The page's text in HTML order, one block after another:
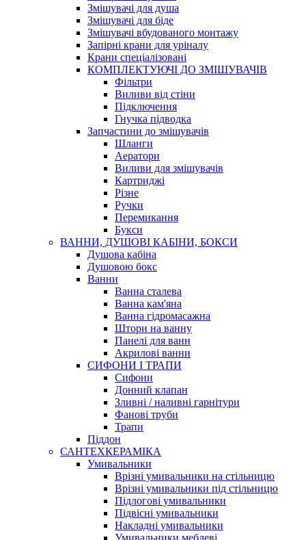
Змішувачі для душа
Змішувачі для біде
Змішувачі вбудованого монтажу
Запірні крани для уріналу
Крани спеціалізовані
КОМПЛЕКТУЮЧІ ДО ЗМІШУВАЧІВ
Фільтри
Виливи від стіни
Підключення
Гнучка підводка
Запчастини до змішувачів
Шланги
Аератори
Виливи для змішувачів
Картриджі
Різне
Ручки
Перемикання
Букси
ВАННИ, ДУШОВІ КАБІНИ, БОКСИ
Душова кабіна
Душовою бокс
Ванни
Ванна сталева
Ванна кам'яна
Ванна гідромасажна
Штори на ванну
Панелі для ванн
Акрилові ванни
СИФОНИ І ТРАПИ
Сифони
Донний клапан
Зливні / наливні гарнітури
Фанові труби
Трапи
Піддон
САНТЕХКЕРАМІКА
Умивальники
Врізні умивальники на стільницю
Врізні умивальники під стільницю
Підлогові умивальники
Підвісні умивальники
Накладні умивальники
Умивальники меблеві